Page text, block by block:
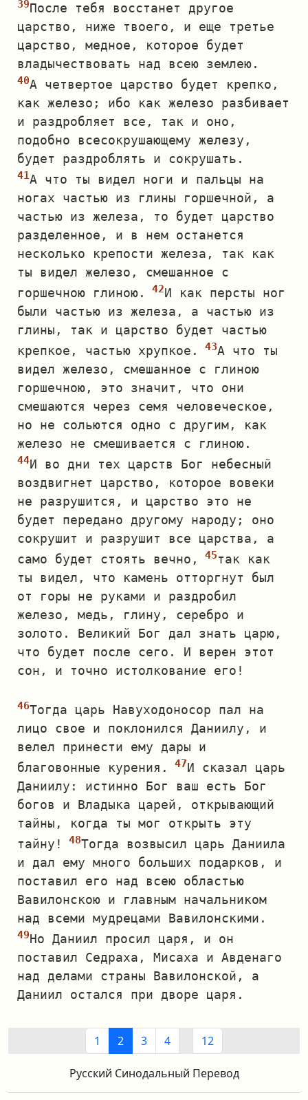
После тебя восстанет другое
царство, ниже твоего, и еще третье
царство, медное, которое будет
владычествовать над всею землею.
А четвертое царство будет крепко,
как железо; ибо как железо разбивает
и раздробляет все, так и оно,
подобно всесокрушающему железу,
будет раздроблять и сокрушать.
А что ты видел ноги и пальцы на
ногах частью из глины горшечной, а
частью из железа, то будет царство
разделенное, и в нем останется
несколько крепости железа, так как
ты видел железо, смешанное с
горшечною глиною.
И как персты ног
были частью из железа, а частью из
глины, так и царство будет частью
крепкое, частью хрупкое.
А что ты
видел железо, смешанное с глиною
горшечною, это значит, что они
смешаются через семя человеческое,
но не сольются одно с другим, как
железо не смешивается с глиною.
И во дни тех царств Бог небесный
воздвигнет царство, которое вовеки
не разрушится, и царство это не
будет передано другому народу; оно
сокрушит и разрушит все царства, а
само будет стоять вечно,
так как
ты видел, что камень отторгнут был
от горы не руками и раздробил
железо, медь, глину, серебро и
золото. Великий Бог дал знать царю,
что будет после сего. И верен этот
сон, и точно истолкование его!
Тогда царь Навуходоносор пал на
лицо свое и поклонился Даниилу, и
велел принести ему дары и
благовонные курения.
И сказал царь
Даниилу: истинно Бог ваш есть Бог
богов и Владыка царей, открывающий
тайны, когда ты мог открыть эту
тайну!
Тогда возвысил царь Даниила
и дал ему много больших подарков, и
поставил его над всею областью
Вавилонскою и главным начальником
над всеми мудрецами Вавилонскими.
Но Даниил просил царя, и он
поставил Седраха, Мисаха и Авденаго
над делами страны Вавилонской, а
Даниил остался при дворе царя.
1 2 3 4 12
Русский Синодальный Перевод